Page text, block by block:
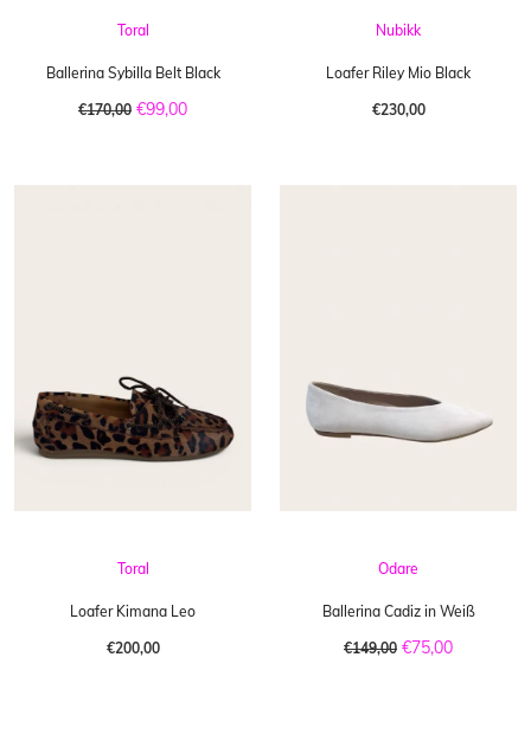
Toral
Ballerina Sybilla Belt Black
€170,00 €99,00
Nubikk
Loafer Riley Mio Black
€230,00
Toral
Loafer Kimana Leo
€200,00
Odare
Ballerina Cadiz in Weiß
€149,00 €75,00